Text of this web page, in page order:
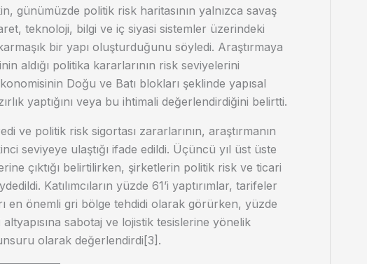
günümüzde politik risk haritasının yalnızca savaş
teknoloji, bilgi ve iç siyasi sistemler üzerindeki
bir yapı oluşturduğunu söyledi. Araştırmaya
aldığı politika kararlarının risk seviyelerini
Doğu ve Batı blokları şeklinde yapısal
yaptığını veya bu ihtimali değerlendirdiğini belirtti.
ve politik risk sigortası zararlarının, araştırmanın
seviyeye ulaştığı ifade edildi. Üçüncü yıl üst üste
çıktığı belirtilirken, şirketlerin politik risk ve ticari
Katılımcıların yüzde 61’i yaptırımlar, tarifeler
en önemli gri bölge tehdidi olarak görürken, yüzde
sabotaj ve lojistik tesislerine yönelik
olarak değerlendirdi[3].